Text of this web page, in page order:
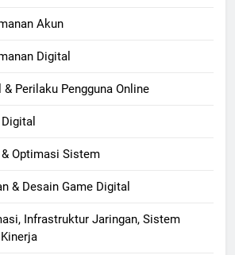
Akun
Digital
Perilaku Pengguna Online
Optimasi Sistem
& Desain Game Digital
Infrastruktur Jaringan, Sistem